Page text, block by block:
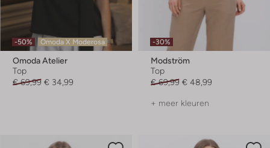
-50% Omoda X Moderosa
Omoda Atelier
Top
€ 69,99 € 34,99
-30%
Modström
Top
€ 69,99 € 48,99
+ meer kleuren